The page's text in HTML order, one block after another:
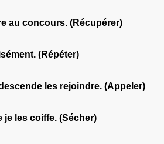
au concours. (Récupérer)
(Répéter)
les rejoindre. (Appeler)
je les coiffe. (Sécher)